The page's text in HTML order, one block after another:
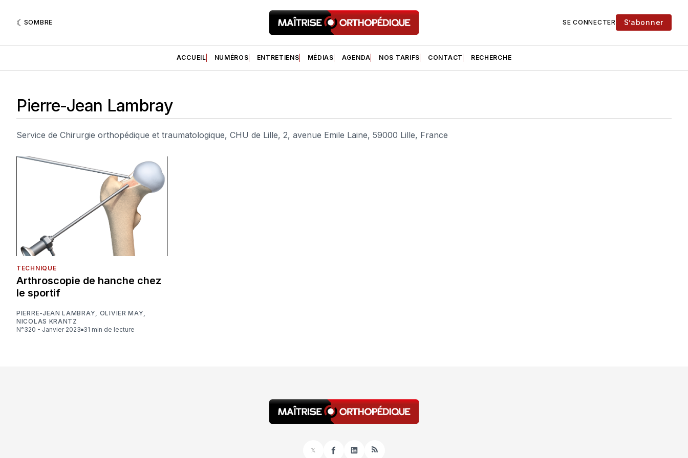
SOMBRE SE CONNECTER S’abonner
ACCUEIL NUMÉROS ENTRETIENS MÉDIAS AGENDA NOS TARIFS CONTACT RECHERCHE
Pierre-Jean Lambray
Service de Chirurgie orthopédique et traumatologique, CHU de Lille, 2, avenue Emile Laine, 59000 Lille, France
TECHNIQUE
Arthroscopie de hanche chez
le sportif
PIERRE-JEAN LAMBRAY, OLIVIER MAY,
NICOLAS KRANTZ
N°320 - Janvier 2023
31 min de lecture
𝕏
FacebookLinkedInRSS